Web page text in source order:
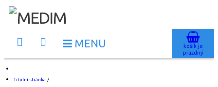
košík je
prázdný
Titulní stránka /